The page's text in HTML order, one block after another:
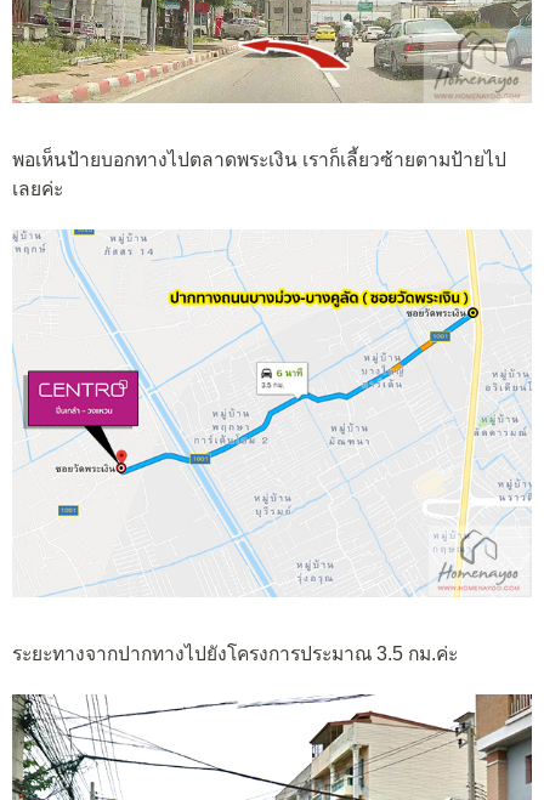
พอเห็นป้ายบอกทางไปตลาดพระเงิน เราก็เลี้ยวซ้ายตามป้ายไป
เลยค่ะ
ระยะทางจากปากทางไปยังโครงการประมาณ 3.5 กม.ค่ะ